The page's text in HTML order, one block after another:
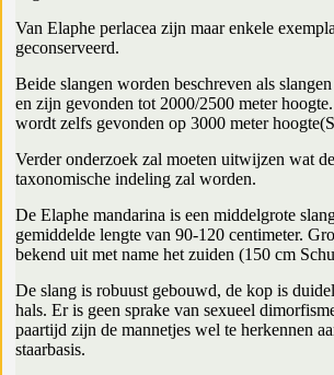
Van Elaphe perlacea zijn maar enkele
geconserveerd.
Beide slangen worden beschreven als
en zijn gevonden tot 2000/2500 meter
wordt zelfs gevonden op 3000 meter
Verder onderzoek zal moeten uitwijzen wat
taxonomische indeling zal worden.
De Elaphe mandarina is een middelgrote
gemiddelde lengte van 90-120 centimeter.
bekend uit met name het zuiden (150 cm
De slang is robuust gebouwd, de kop is
hals. Er is geen sprake van sexueel
paartijd zijn de mannetjes wel te herkennen
staarbasis.